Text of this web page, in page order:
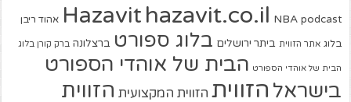
Hazavit hazavit.co.il NBA podcast אהוד ריבן
בלוג אתר הזווית ביתר ירושלים בלוג ספורט ברצלונה ברק קורן בלוג
הבית של אוהדי הספורט הבית של אוהדי הספורט
בישראל הזווית הזווית המקצועית הזווית